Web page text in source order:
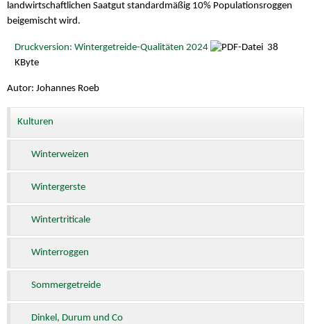
landwirtschaftlichen Saatgut standardmäßig 10% Populationsroggen
beigemischt wird.
Druckversion: Wintergetreide-Qualitäten 2024
38
KByte
Autor: Johannes Roeb
Kulturen
Winterweizen
Wintergerste
Wintertriticale
Winterroggen
Sommergetreide
Dinkel, Durum und Co